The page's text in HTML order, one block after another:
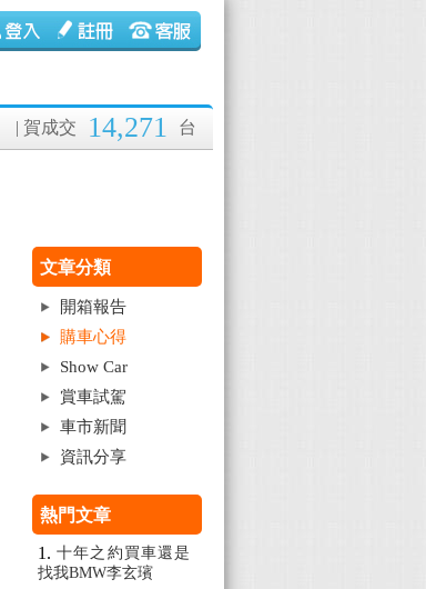
| 賀成交 14,271 台
文章分類
開箱報告
購車心得
Show Car
賞車試駕
車市新聞
資訊分享
熱門文章
十年之約買車還是
找我BMW李玄璸